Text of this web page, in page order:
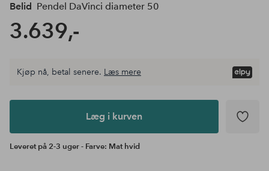
Belid Pendel DaVinci diameter 50
3.639,-
Læg i
Kjøp nå, betal senere. Læs mere
Læg i kurven
Leveret på 2-3 uger - Farve: Mat hvid